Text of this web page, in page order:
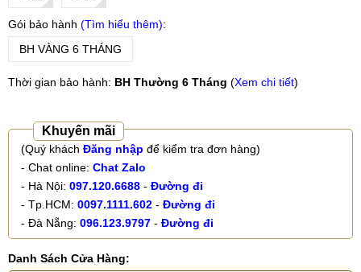
Gói bảo hành
Tìm hiểu thêm
BH VÀNG 6 THÁNG
Thời gian bảo hành: BH Thường 6 Tháng (Xem chi tiết)
Khuyến mãi
(Quý khách Đăng nhập để kiểm tra đơn hàng)
- Chat online: Chat Zalo
- Hà Nội: 097.120.6688 - Đường đi
- Tp.HCM: 0097.1111.602 - Đường đi
- Đà Nẵng: 096.123.9797 - Đường đi
Danh Sách Cửa Hàng: